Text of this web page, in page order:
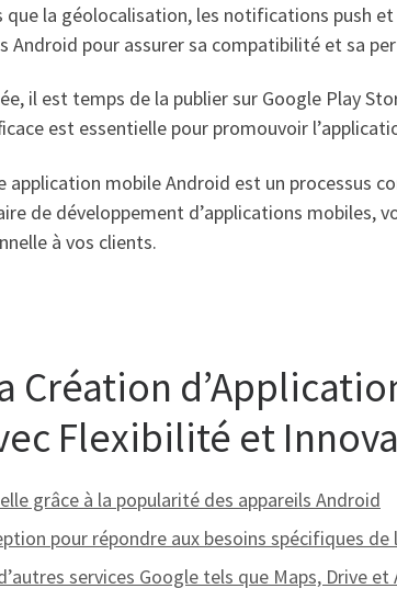
la géolocalisation, les notifications push
Android pour assurer sa compatibilité et sa
il est temps de la publier sur Google Play
est essentielle pour promouvoir
application mobile Android est un
de développement d’applications
à vos clients.
Création
Flexibilité et
grâce à la popularité des appareils Android
pour répondre aux besoins spécifiques de
services Google tels que Maps, Drive et